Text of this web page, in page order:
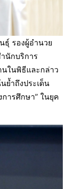
ธุ์ รองผู้อำนวย
นักบริการ
ในพิธีและกล่าว
ย้ำถึงประเด็น
ารศึกษา” ในยุค